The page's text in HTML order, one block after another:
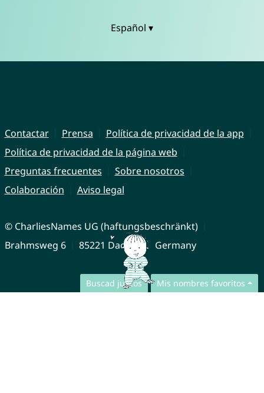
Buscad juntos Mis nombres favoritos
Español ▾
Contactar Prensa
Política de privacidad de la app
Política de privacidad de la página web
Preguntas frecuentes
Sobre nosotros
Colaboración
Aviso legal
© CharliesNames UG (haftungsbeschränkt)
Brahmsweg 6
85221 Dachau Germany